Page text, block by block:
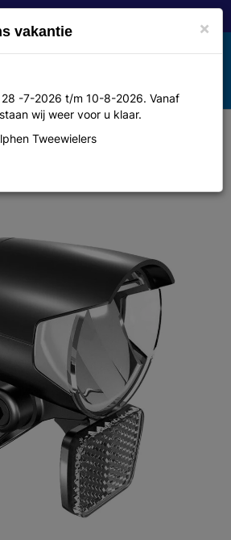
H-Black MR4 6-
×
vakantie
-7-2026 t/m 10-8-2026. Vanaf
wij weer voor u klaar.
Tweewielers